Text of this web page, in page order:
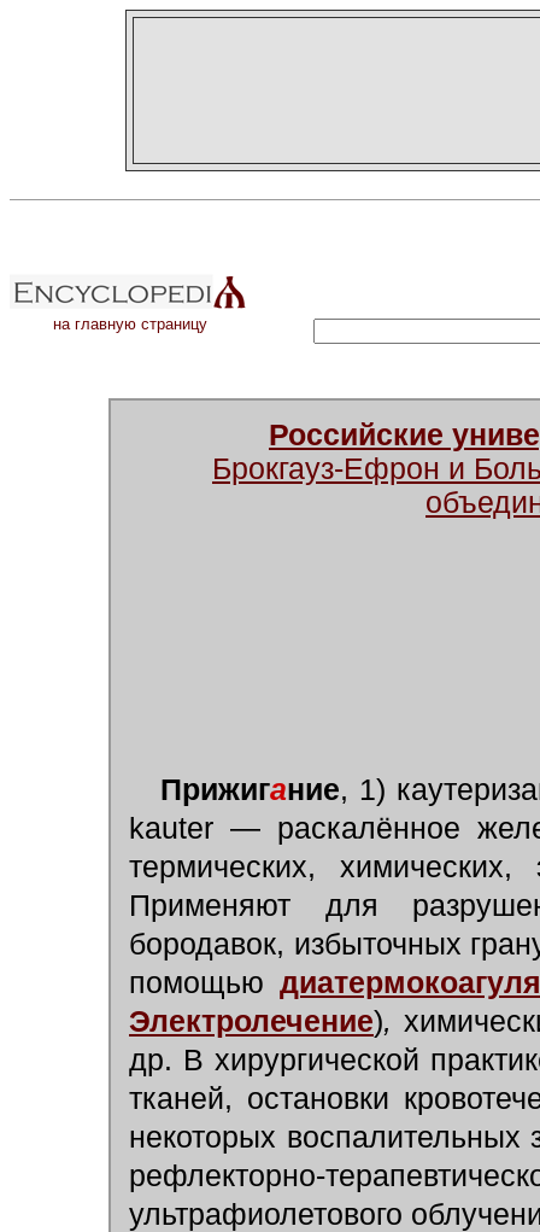
на главную страницу
Российские
Брокгауз-Ефрон и
Прижигание, 1)
kauter — раскалённое
термических,
Применяют для
бородавок, избыточных
помощью
Электролечение),
др. В хирургической
тканей, остановки
некоторых
рефлекторно-
ультрафиолетового